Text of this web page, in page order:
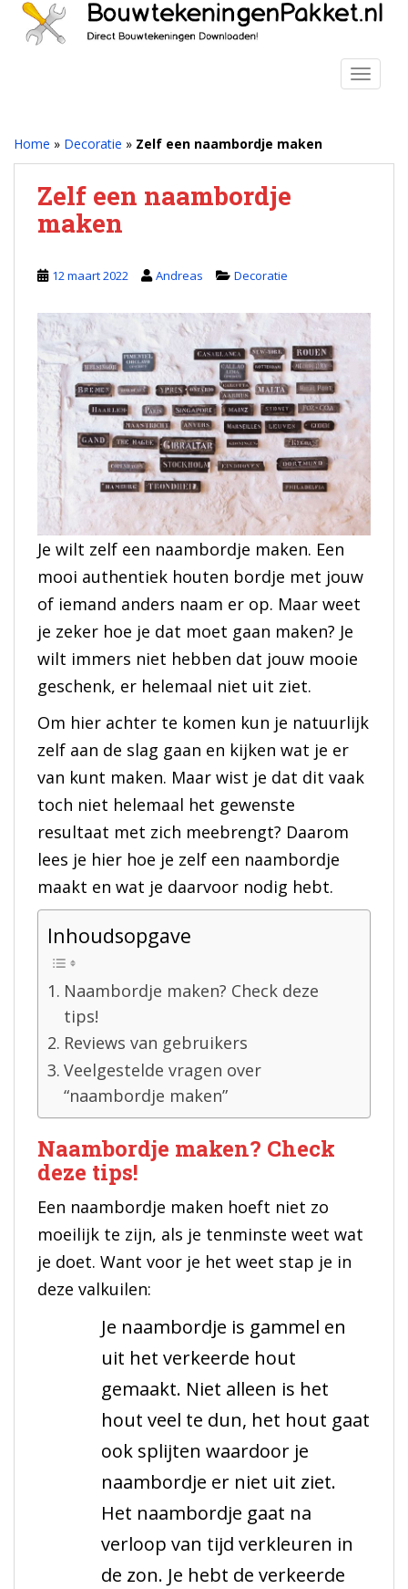
Home » Decoratie » Zelf een naambordje maken
Zelf een naambordje
maken
12 maart 2022 Andreas Decoratie
Je wilt zelf een naambordje maken. Een
mooi authentiek houten bordje met jouw
of iemand anders naam er op. Maar weet
je zeker hoe je dat moet gaan maken? Je
wilt immers niet hebben dat jouw mooie
geschenk, er helemaal niet uit ziet.
Om hier achter te komen kun je natuurlijk
zelf aan de slag gaan en kijken wat je er
van kunt maken. Maar wist je dat dit vaak
toch niet helemaal het gewenste
resultaat met zich meebrengt? Daarom
lees je hier hoe je zelf een naambordje
maakt en wat je daarvoor nodig hebt.
Inhoudsopgave
Naambordje maken? Check deze
tips!
Reviews van gebruikers
Veelgestelde vragen over
“naambordje maken”
Naambordje maken? Check
deze tips!
Een naambordje maken hoeft niet zo
moeilijk te zijn, als je tenminste weet wat
je doet. Want voor je het weet stap je in
deze valkuilen:
Je naambordje is gammel en
uit het verkeerde hout
gemaakt. Niet alleen is het
hout veel te dun, het hout gaat
ook splijten waardoor je
naambordje er niet uit ziet.
Het naambordje gaat na
verloop van tijd verkleuren in
de zon. Je hebt de verkeerde